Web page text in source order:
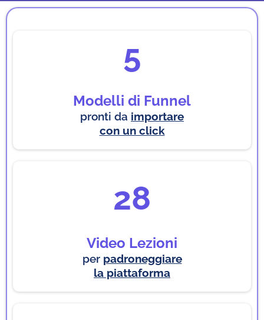
5
Modelli di Funnel
pronti da importare
con un click
28
Video Lezioni
per padroneggiare
la piattaforma